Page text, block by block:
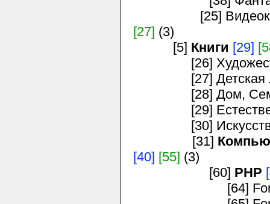
[25]
[27] (3)
[5] Книги [29]
[26]
[27] Детская
[28] Дом,
[29]
[30] Искусство,
[31]
[40] [55] (3)
[60] PHP
[64] For